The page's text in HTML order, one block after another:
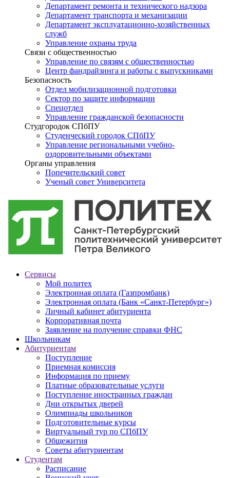
Департамент ремонта и технического надзора
Департамент транспорта и механизации
Департамент эксплуатационно-хозяйственных
служб
Управление охраны труда
Связи с общественностью
Управление по связям с общественностью
Центр фандрайзинга и работы с выпускниками
Безопасность
Отдел мобилизационной подготовки
Сектор по защите информации
Спецотдел
Управление гражданской безопасности
Студгородок СПбПУ
Студенческий городок СПбПУ
Управление региональными учебно-
оздоровительными объектами
Органы управления
Попечительский совет
Ученый совет Университета
Сервисы
Мой политех
Электронная оплата (Газпромбанк)
Электронная оплата (Банк «Санкт-Петербург»)
Личный кабинет абитуриента
Корпоративная почта
Заявление на получение справки ФНС
Школьникам
Абитуриентам
Поступление
Приемная комиссия
Информация по приему
Платные образовательные услуги
Поступление иностранных граждан
Дни открытых дверей
Олимпиады школьников
Подготовительные курсы
Виртуальный тур по СПбПУ
Общежития
Советы абитуриентам
Студентам
Расписание